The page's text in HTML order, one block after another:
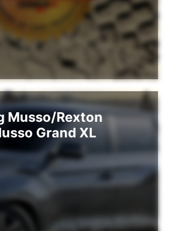
Musso/Rexton
Grand XL